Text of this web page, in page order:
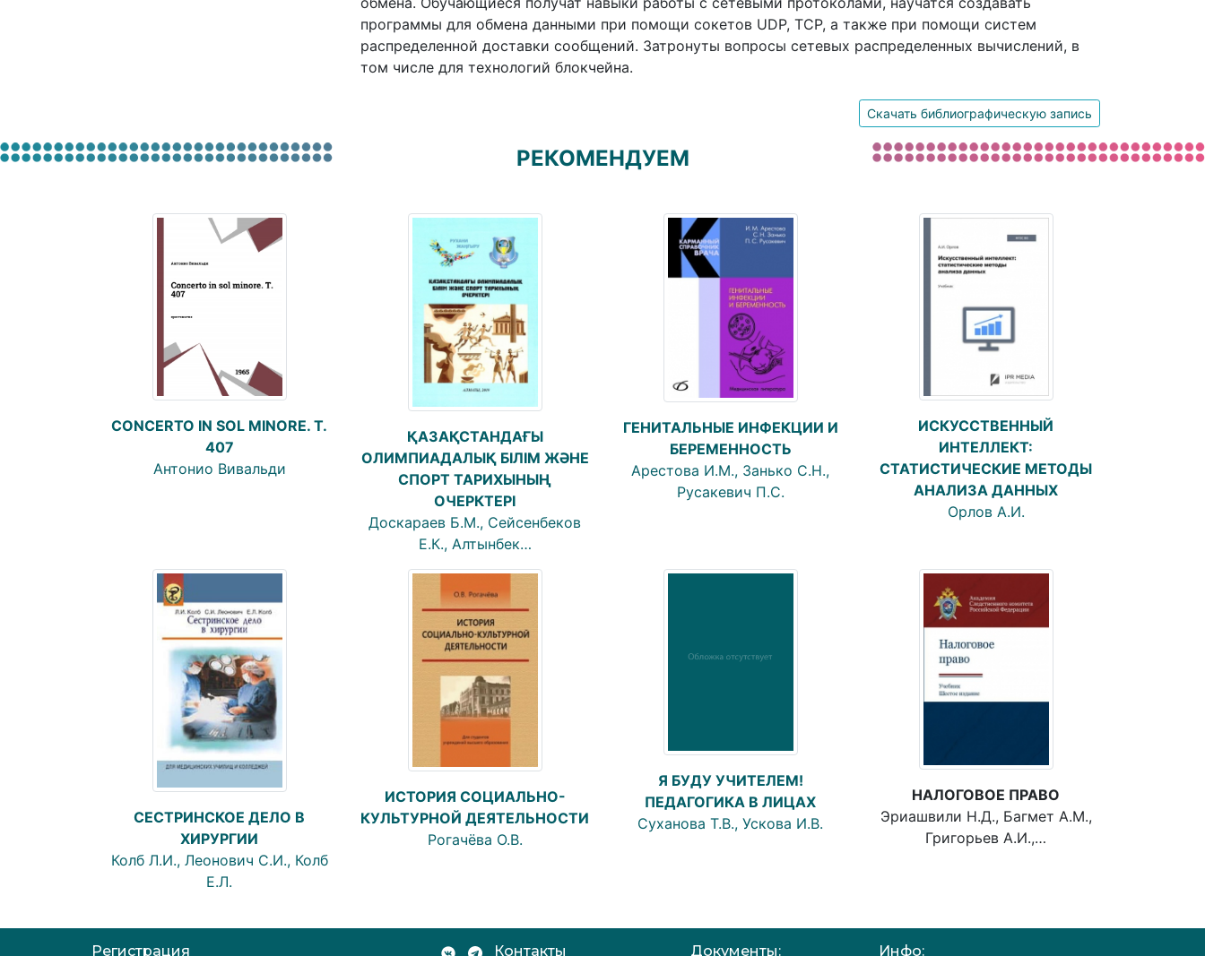
программы для обмена данными при помощи сокетов UDP, TCP, а также при помощи систем
распределенной доставки сообщений. Затронуты вопросы сетевых распределенных вычислений, в
том числе для технологий блокчейна.
Скачать библиографическую запись
РЕКОМЕНДУЕМ
CONCERTO IN SOL MINORE. T.
407
Антонио Вивальди
ҚАЗАҚСТАНДАҒЫ
ОЛИМПИАДАЛЫҚ БІЛІМ ЖӘНЕ
СПОРТ ТАРИХЫНЫҢ
ОЧЕРКТЕРІ
Доскараев Б.М., Сейсенбеков
Е.К., Алтынбек…
ГЕНИТАЛЬНЫЕ ИНФЕКЦИИ И
БЕРЕМЕННОСТЬ
Арестова И.М., Занько С.Н.,
Русакевич П.С.
ИСКУССТВЕННЫЙ
ИНТЕЛЛЕКТ:
CТАТИСТИЧЕСКИЕ МЕТОДЫ
АНАЛИЗА ДАННЫХ
Орлов А.И.
СЕСТРИНСКОЕ ДЕЛО В
ХИРУРГИИ
Колб Л.И., Леонович С.И., Колб
Е.Л.
ИСТОРИЯ СОЦИАЛЬНО-
КУЛЬТУРНОЙ ДЕЯТЕЛЬНОСТИ
Рогачёва О.В.
Я БУДУ УЧИТЕЛЕМ!
ПЕДАГОГИКА В ЛИЦАХ
Суханова Т.В., Ускова И.В.
НАЛОГОВОЕ ПРАВО
Эриашвили Н.Д., Багмет А.М.,
Григорьев А.И.,…
Регистрация Контакты Документы: Инфо: